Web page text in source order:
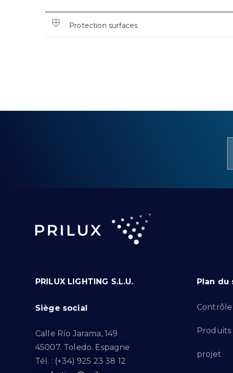
Protection surfaces
PRILUX LIGHTING S.L.U.
Siège social
Calle Río Jarama, 149
45007. Toledo. Espagne
Tél. : (+34) 925 23 38 12
Plan du
Produits
projet